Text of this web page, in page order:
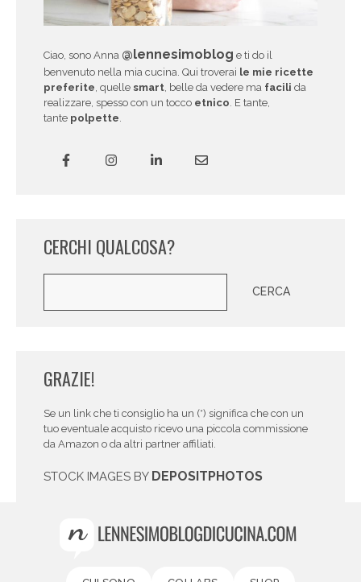
Ciao, sono Anna @lennesimoblog e ti do il
benvenuto nella mia cucina. Qui troverai le mie ricette
preferite, quelle smart, belle da vedere ma facili da
realizzare, spesso con un tocco etnico. E tante,
tante polpette.
CERCHI QUALCOSA?
CERCA
GRAZIE!
Se un link che ti consiglio ha un (*) significa che con un
tuo eventuale acquisto ricevo una piccola commissione
da Amazon o da altri partner affiliati.
STOCK IMAGES BY DEPOSITPHOTOS